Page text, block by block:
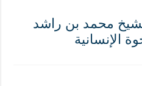
محمد بن راشد
الإنسانية